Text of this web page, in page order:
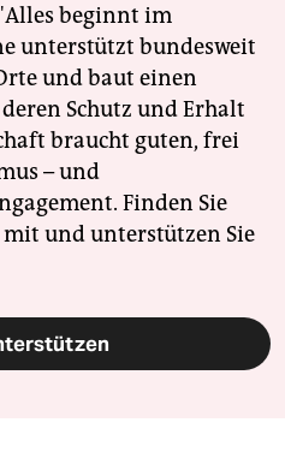
beginnt im
unterstützt bundesweit
und baut einen
Schutz und Erhalt
braucht guten, frei
– und
Finden Sie
mit und unterstützen Sie